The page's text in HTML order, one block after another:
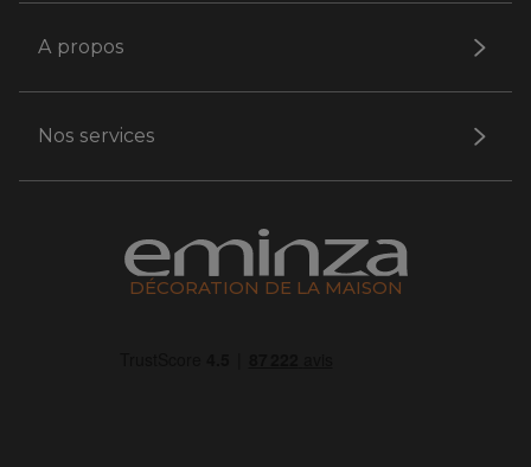
A propos
Nos services
DÉCORATION DE LA MAISON